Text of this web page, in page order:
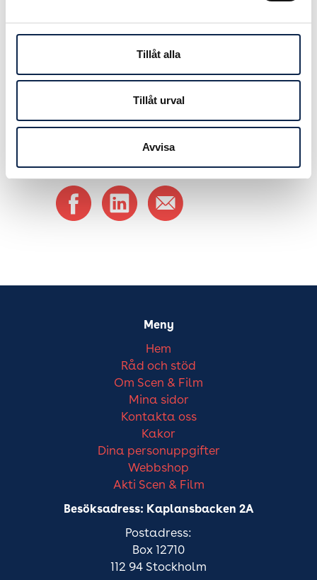
Tillåt alla
Tillåt urval
Avvisa
Anna Carlson.
Meny
Hem
Råd och stöd
Om Scen & Film
Mina sidor
Kontakta oss
Kakor
Dina personuppgifter
Webbshop
Akti Scen & Film
Besöksadress: Kaplansbacken 2A
Postadress:
Box 12710
112 94 Stockholm